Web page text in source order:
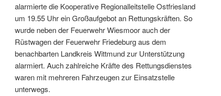
alarmierte die Kooperative Regionalleitstelle Ostfriesland
um 19.55 Uhr ein Großaufgebot an Rettungskräften. So
wurde neben der Feuerwehr Wiesmoor auch der
Rüstwagen der Feuerwehr Friedeburg aus dem
benachbarten Landkreis Wittmund zur Unterstützung
alarmiert. Auch zahlreiche Kräfte des Rettungsdienstes
waren mit mehreren Fahrzeugen zur Einsatzstelle
unterwegs.